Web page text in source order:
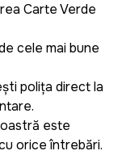
Carte Verde
cele mai bune
polița direct la
este
orice întrebări.